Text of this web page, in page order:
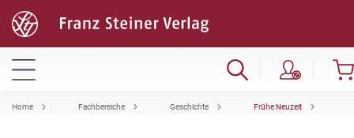
Home Fachbereiche Geschichte Frühe Neuzeit